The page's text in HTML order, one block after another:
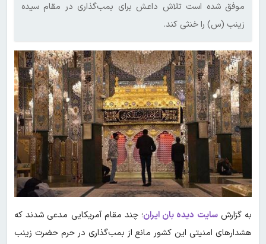
موفق شده است تلاش داعش برای بمب‌گذاری در مقام سیده
زینب (س) را خنثی کند.
به گزارشسایت دیده بان ایران؛ چند مقام آمریکایی مدعی شدند که
هشدارهای امنیتی این کشور مانع از بمب‌گذاری در حرم حضرت زینب